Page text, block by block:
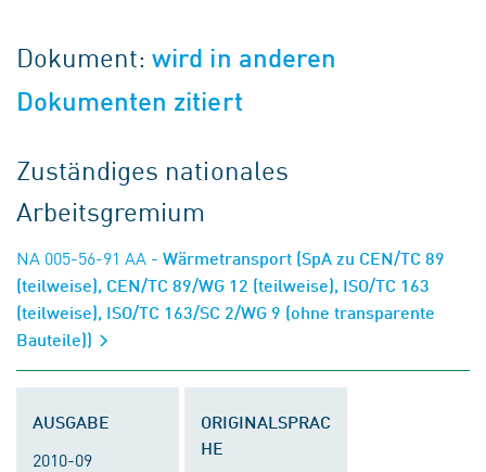
Dokument:wird in anderen
Dokumenten zitiert
Zuständiges nationales
Arbeitsgremium
NA 005-56-91 AA - Wärmetransport (SpA zu CEN/TC 89
(teilweise), CEN/TC 89/WG 12 (teilweise), ISO/TC 163
(teilweise), ISO/TC 163/SC 2/WG 9 (ohne transparente
Bauteile))
AUSGABE
2010-09
ORIGINALSPRAC
HE